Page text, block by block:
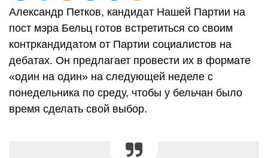
Александр Петков, кандидат Нашей Партии на
пост мэра Бельц готов встретиться со своим
контркандидатом от Партии социалистов на
дебатах. Он предлагает провести их в формате
«один на один» на следующей неделе с
понедельника по среду, чтобы у бельчан было
время сделать свой выбор.